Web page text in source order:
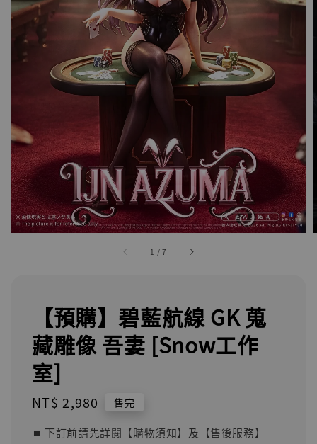
1 /7
【預購】碧藍航線 GK 蒐
藏雕像 吾妻 [Snow工作
室]
Regular
NT$ 2,980 售完
⏹︎ 下訂前請先詳閱【購物須知】及【售後服務】